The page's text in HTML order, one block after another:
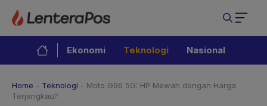
Langsung
isi
Ekonomi Teknologi Nasional
Home - Teknologi - Moto G96 5G: HP Mewah dengan Harga
Terjangkau?